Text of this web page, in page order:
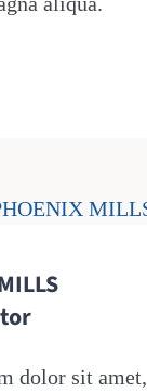
dolor sit amet,